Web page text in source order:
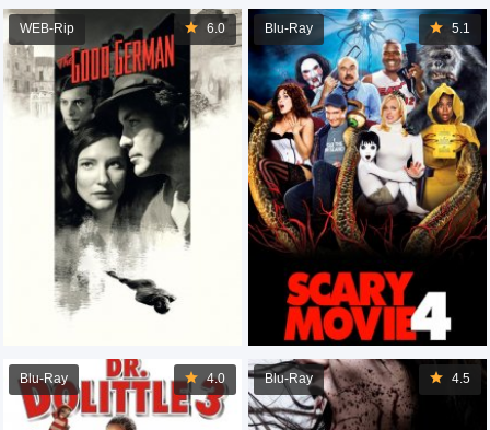
5.1
Blu-Ray
6.0
WEB-Rip
4.5
Blu-Ray
4.0
Blu-Ray